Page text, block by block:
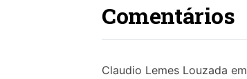
Comentários
Claudio Lemes Louzada em